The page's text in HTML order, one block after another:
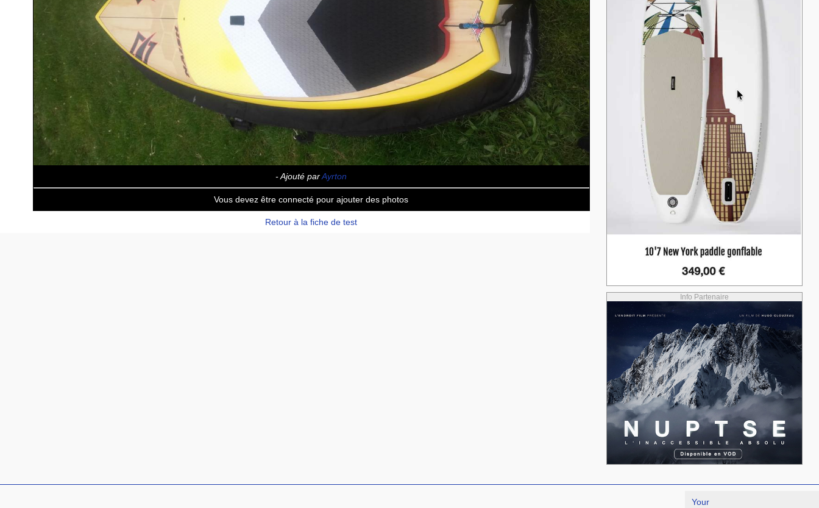
- Ajouté parAyrton
Vous devez être connecté pour ajouter des photos
Retour à la fiche de test
Info Partenaire
Your